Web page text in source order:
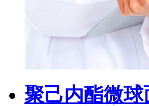
聚己内酯微